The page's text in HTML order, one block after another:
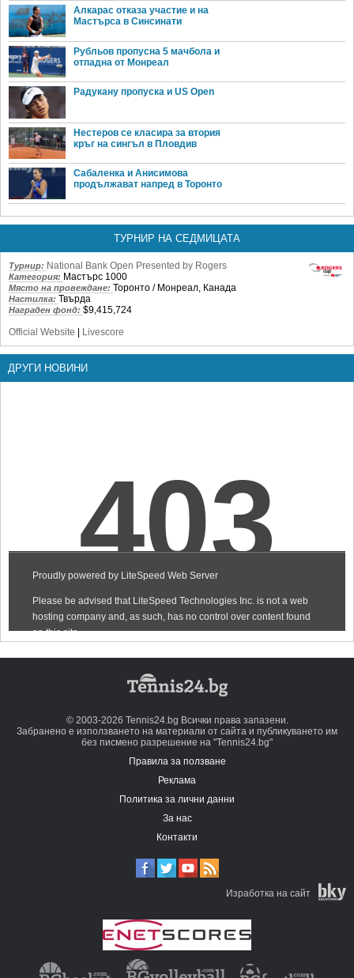
Алкарас отказа участие и на
Мастърса в Синсинати
Рубльов пропусна 5 мачбола и
отпадна от Монреал
Радукану пропуска и US Open
Нестеров се класира за втория
кръг на сингъл в Пловдив
Сабаленка и Анисимова
продължават напред в Торонто
ТУРНИР НА СЕДМИЦАТА
Турнир: National Bank Open Presented by Rogers
Категория: Мастърс 1000
Място на провеждане: Торонто / Монреал, Канада
Настилка: Твърда
Награден фонд: $9,415,724
Official Website
Livescore
ДРУГИ НОВИНИ
© 2003-2026 Tennis24.bg Всички права запазени.
Забранено е използването на материали от сайта и публикуването им
без писмено разрешение на "Tennis24.bg"
Правила за ползване
Реклама
Политика за лични данни
За нас
Контакти
Изработка на сайт